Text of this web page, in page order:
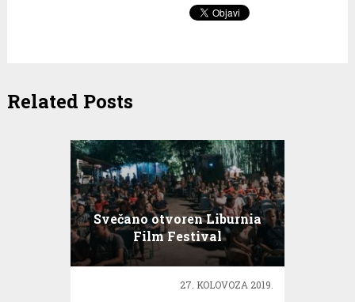
Related Posts
Svečano otvoren Liburnia
Film Festival
27. KOLOVOZA 2019.